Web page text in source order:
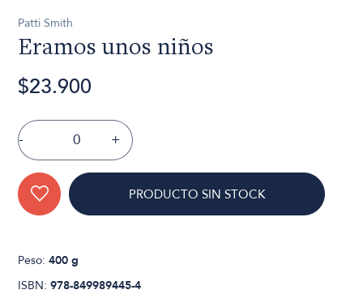
Patti Smith
Eramos unos niños
$23.900
- +
PRODUCTO SIN STOCK
Peso:400 g
ISBN:978-849989445-4